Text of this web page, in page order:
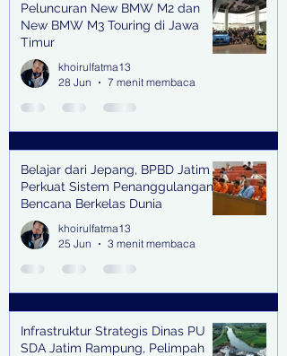
Peluncuran New BMW M2 dan
New BMW M3 Touring di Jawa
Timur
khoirulfatma13
28 Jun
7 menit membaca
Belajar dari Jepang, BPBD Jatim
Perkuat Sistem Penanggulangan
Bencana Berkelas Dunia
khoirulfatma13
25 Jun
3 menit membaca
Infrastruktur Strategis Dinas PU
SDA Jatim Rampung, Pelimpah